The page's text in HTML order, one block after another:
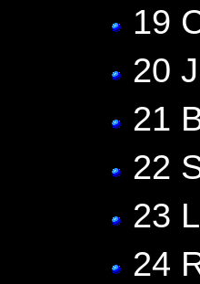
19
20
21
22
23
24